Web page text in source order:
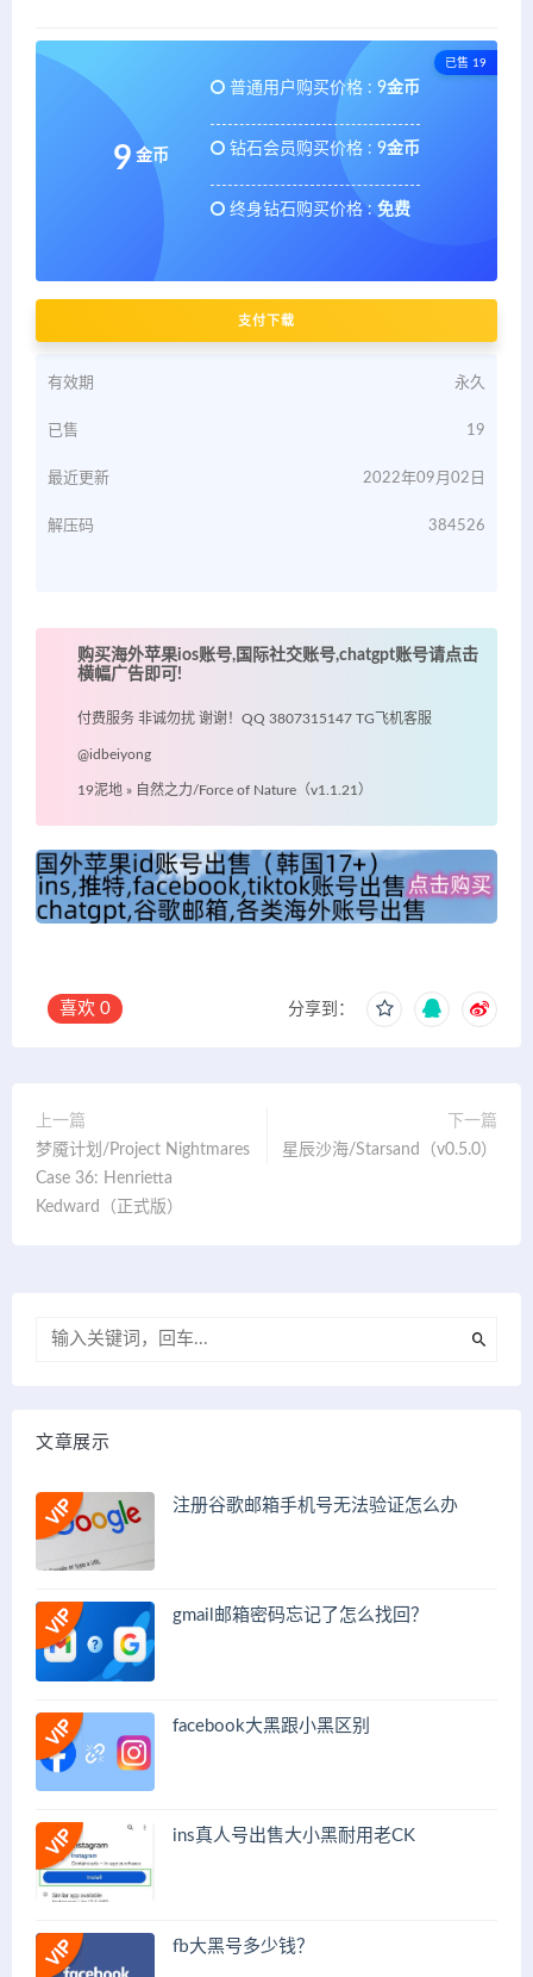
已售 19
9 金币
普通用户购买价格 : 9金币
钻石会员购买价格 : 9金币
终身钻石购买价格 : 免费
支付下载
有效期 永久
已售 19
最近更新 2022年09月02日
解压码 384526
购买海外苹果ios账号,国际社交账号,chatgpt账号请点击
横幅广告即可!
付费服务 非诚勿扰 谢谢！QQ 3807315147 TG飞机客服
@idbeiyong
19泥地 » 自然之力/Force of Nature（v1.1.21）
喜欢 0 分享到：
上一篇
梦魇计划/Project Nightmares
Case 36: Henrietta
Kedward（正式版）
下一篇
星辰沙海/Starsand（v0.5.0）
文章展示
注册谷歌邮箱手机号无法验证怎么办
gmail邮箱密码忘记了怎么找回？
facebook大黑跟小黑区别
ins真人号出售大小黑耐用老CK
fb大黑号多少钱？